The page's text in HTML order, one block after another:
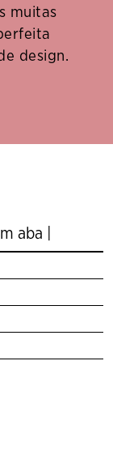
muitas
design.
aba |